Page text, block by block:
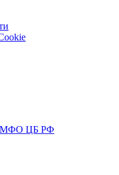
МФО ЦБ РФ